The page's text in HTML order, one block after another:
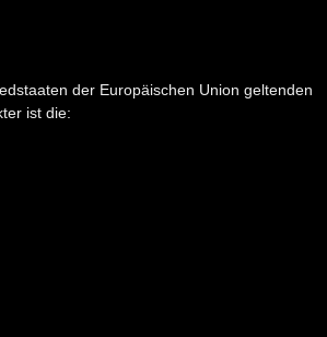
der Europäischen Union geltenden
ist die: